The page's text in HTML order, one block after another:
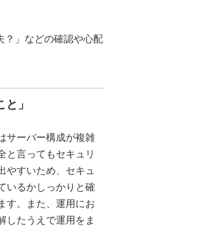
？」などの確認や心配
」
サーバー構成が複雑
と言ってもセキュリ
やすいため、セキュ
いるかしっかりと確
す。また、運用にお
したうえで運用をま